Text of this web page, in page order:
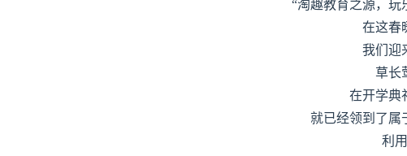
“淘趣教育之源，玩
在这春
我们迎
草长
在开学典
就已经领到了属
利